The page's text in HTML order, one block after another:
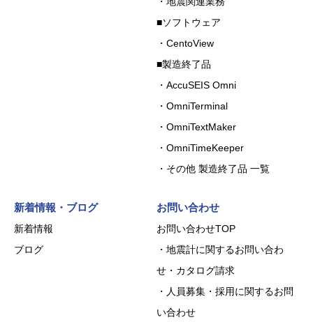
■ソフトウェア
・CentoView
■製造終了品
・AccuSEIS Omni
・OmniTerminal
・OmniTextMaker
・OmniTimeKeeper
・その他 製造終了品 一覧
新着情報・ブログ
新着情報
ブログ
お問い合わせ
お問い合わせTOP
・地震計に関するお問い合わ
せ・カタログ請求
・人員募集・採用に関するお問
い合わせ